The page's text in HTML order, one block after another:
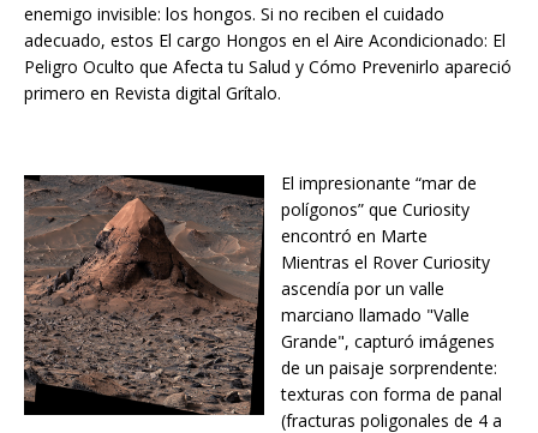
enemigo invisible: los hongos. Si no reciben el cuidado
adecuado, estos El cargo Hongos en el Aire Acondicionado: El
Peligro Oculto que Afecta tu Salud y Cómo Prevenirlo apareció
primero en Revista digital Grítalo.
El impresionante “mar de
polígonos” que Curiosity
encontró en Marte
Mientras el Rover Curiosity
ascendía por un valle
marciano llamado "Valle
Grande", capturó imágenes
de un paisaje sorprendente:
texturas con forma de panal
(fracturas poligonales de 4 a